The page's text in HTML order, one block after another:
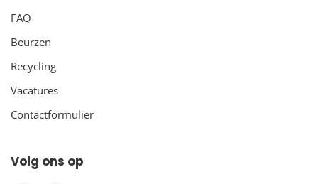
FAQ
Beurzen
Recycling
Vacatures
Contactformulier
Volg ons op